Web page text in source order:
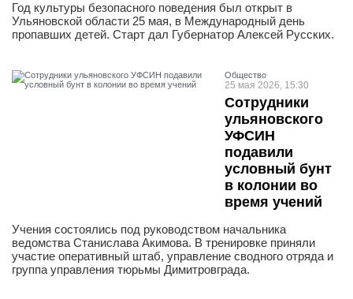
Год культуры безопасного поведения был открыт в
Ульяновской области 25 мая, в Международный день
пропавших детей. Старт дал Губернатор Алексей Русских.
Общество
25 мая 2026, 15:30
Сотрудники
ульяновского
УФСИН
подавили
условный бунт
в колонии во
время учений
Учения состоялись под руководством начальника
ведомства Станислава Акимова. В тренировке приняли
участие оперативный штаб, управление сводного отряда и
группа управления тюрьмы Димитровграда.